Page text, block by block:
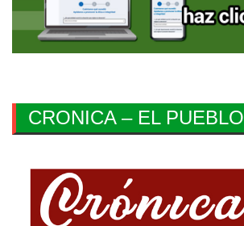
CRONICA – EL PUEBLO